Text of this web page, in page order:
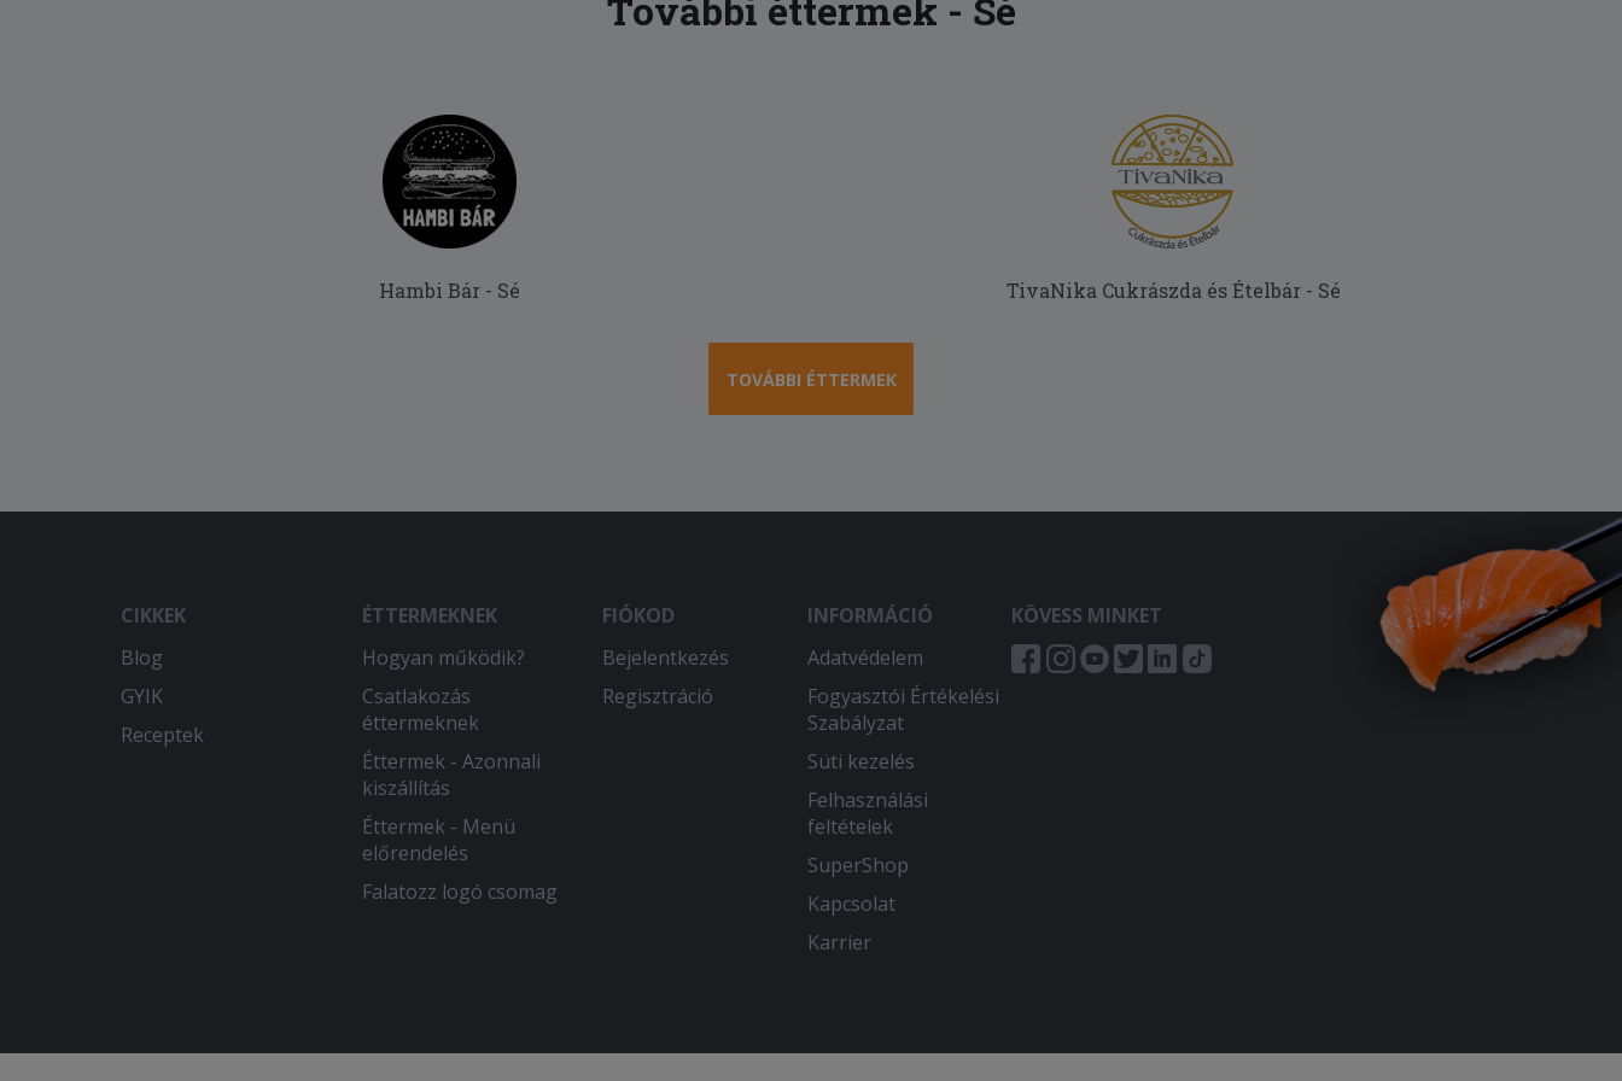
Hambi Bár - Sé TivaNika Cukrászda és Ételbár - Sé
TOVÁBBI ÉTTERMEK
CIKKEK
Blog
GYIK
Receptek
ÉTTERMEKNEK
Hogyan működik?
Csatlakozás
éttermeknek
Éttermek - Azonnali
kiszállítás
Éttermek - Menü
előrendelés
Falatozz logó csomag
FIÓKOD
Bejelentkezés
Regisztráció
INFORMÁCIÓ
Adatvédelem
Fogyasztói Értékelési
Szabályzat
Süti kezelés
Felhasználási
feltételek
SuperShop
Kapcsolat
Karrier
KÖVESS MINKET